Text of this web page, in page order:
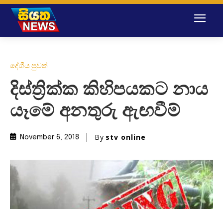
දේශීය පුවත්
දිස්ත්‍රික්ක කිහිපයකට නාය
යෑමේ අනතුරු ඇඟවීම්
November 6, 2018 By stv online